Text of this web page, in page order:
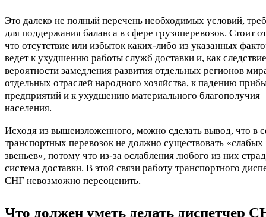
Это далеко не полный перечень необходимых условий,
для поддержания баланса в сфере грузоперевозок. Стоит
что отсутствие или избыток каких-либо из указанных
ведет к ухудшению работы служб доставки и, как
вероятности замедления развития отдельных регионов
отдельных отраслей народного хозяйства, к падению
предприятий и к ухудшению материального благополучия
населения.
Исходя из вышеизложенного, можно сделать вывод, что в
транспортных перевозок не должно существовать «слабых
звеньев», потому что из-за ослабления любого из них
система доставки. В этой связи работу транспортного
СНГ невозможно переоценить.
Что должен уметь делать диспетчер